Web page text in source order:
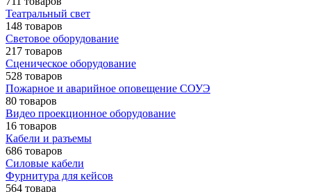
Театральный свет
148 товаров
Световое оборудование
217 товаров
Сценическое оборудование
528 товаров
Пожарное и аварийное оповещение СОУЭ
80 товаров
Видео проекционное оборудование
16 товаров
Кабели и разъемы
686 товаров
Силовые кабели
Фурнитура для кейсов
564 товара